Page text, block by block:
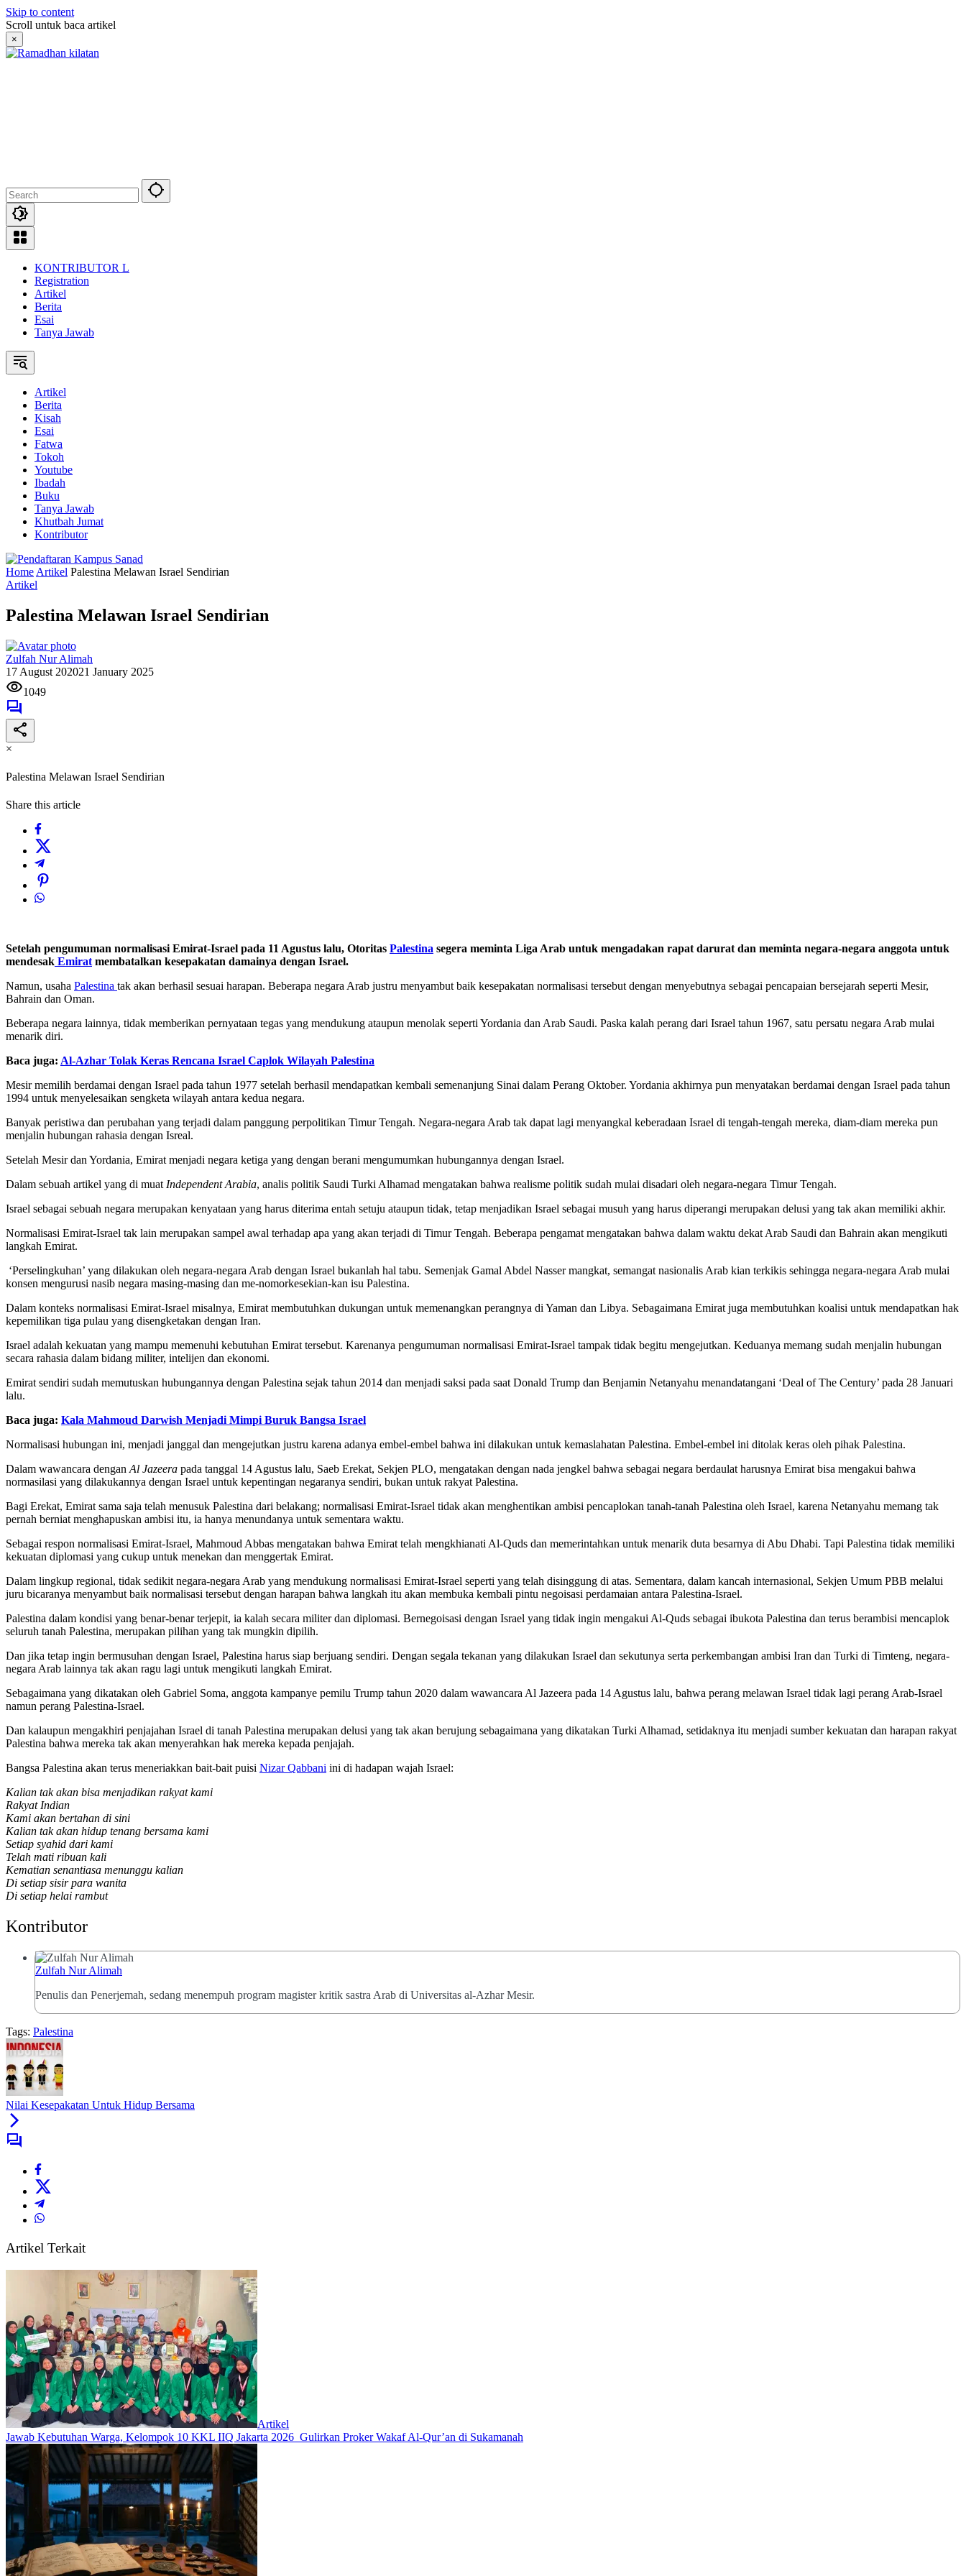
Skip to content
Scroll untuk baca artikel
×
KONTRIBUTOR L
Registration
Artikel
Berita
Esai
Tanya Jawab
Artikel
Berita
Kisah
Esai
Fatwa
Tokoh
Youtube
Ibadah
Buku
Tanya Jawab
Khutbah Jumat
Kontributor
Home Artikel Palestina Melawan Israel Sendirian
Artikel
Palestina Melawan Israel Sendirian
Zulfah Nur Alimah
17 August 202021 January 2025
1049
×
Palestina Melawan Israel Sendirian
Share this article
Setelah pengumuman normalisasi Emirat-Israel pada 11 Agustus lalu, Otoritas Palestina segera meminta Liga Arab untuk mengadakan rapat darurat dan meminta negara-negara anggota untuk
mendesak Emirat membatalkan kesepakatan damainya dengan Israel.
Namun, usaha Palestina tak akan berhasil sesuai harapan. Beberapa negara Arab justru menyambut baik kesepakatan normalisasi tersebut dengan menyebutnya sebagai pencapaian bersejarah seperti Mesir,
Bahrain dan Oman.
Beberapa negara lainnya, tidak memberikan pernyataan tegas yang mendukung ataupun menolak seperti Yordania dan Arab Saudi. Paska kalah perang dari Israel tahun 1967, satu persatu negara Arab mulai
menarik diri.
Baca juga: Al-Azhar Tolak Keras Rencana Israel Caplok Wilayah Palestina
Mesir memilih berdamai dengan Israel pada tahun 1977 setelah berhasil mendapatkan kembali semenanjung Sinai dalam Perang Oktober. Yordania akhirnya pun menyatakan berdamai dengan Israel pada tahun
1994 untuk menyelesaikan sengketa wilayah antara kedua negara.
Banyak peristiwa dan perubahan yang terjadi dalam panggung perpolitikan Timur Tengah. Negara-negara Arab tak dapat lagi menyangkal keberadaan Israel di tengah-tengah mereka, diam-diam mereka pun
menjalin hubungan rahasia dengan Isreal.
Setelah Mesir dan Yordania, Emirat menjadi negara ketiga yang dengan berani mengumumkan hubungannya dengan Israel.
Dalam sebuah artikel yang di muat Independent Arabia, analis politik Saudi Turki Alhamad mengatakan bahwa realisme politik sudah mulai disadari oleh negara-negara Timur Tengah.
Israel sebagai sebuah negara merupakan kenyataan yang harus diterima entah setuju ataupun tidak, tetap menjadikan Israel sebagai musuh yang harus diperangi merupakan delusi yang tak akan memiliki akhir.
Normalisasi Emirat-Israel tak lain merupakan sampel awal terhadap apa yang akan terjadi di Timur Tengah. Beberapa pengamat mengatakan bahwa dalam waktu dekat Arab Saudi dan Bahrain akan mengikuti
langkah Emirat.
‘Perselingkuhan’ yang dilakukan oleh negara-negara Arab dengan Israel bukanlah hal tabu. Semenjak Gamal Abdel Nasser mangkat, semangat nasionalis Arab kian terkikis sehingga negara-negara Arab mulai
konsen mengurusi nasib negara masing-masing dan me-nomorkesekian-kan isu Palestina.
Dalam konteks normalisasi Emirat-Israel misalnya, Emirat membutuhkan dukungan untuk memenangkan perangnya di Yaman dan Libya. Sebagaimana Emirat juga membutuhkan koalisi untuk mendapatkan hak
kepemilikan tiga pulau yang disengketakan dengan Iran.
Israel adalah kekuatan yang mampu memenuhi kebutuhan Emirat tersebut. Karenanya pengumuman normalisasi Emirat-Israel tampak tidak begitu mengejutkan. Keduanya memang sudah menjalin hubungan
secara rahasia dalam bidang militer, intelijen dan ekonomi.
Emirat sendiri sudah memutuskan hubungannya dengan Palestina sejak tahun 2014 dan menjadi saksi pada saat Donald Trump dan Benjamin Netanyahu menandatangani ‘Deal of The Century’ pada 28 Januari
lalu.
Baca juga: Kala Mahmoud Darwish Menjadi Mimpi Buruk Bangsa Israel
Normalisasi hubungan ini, menjadi janggal dan mengejutkan justru karena adanya embel-embel bahwa ini dilakukan untuk kemaslahatan Palestina. Embel-embel ini ditolak keras oleh pihak Palestina.
Dalam wawancara dengan Al Jazeera pada tanggal 14 Agustus lalu, Saeb Erekat, Sekjen PLO, mengatakan dengan nada jengkel bahwa sebagai negara berdaulat harusnya Emirat bisa mengakui bahwa
normasilasi yang dilakukannya dengan Israel untuk kepentingan negaranya sendiri, bukan untuk rakyat Palestina.
Bagi Erekat, Emirat sama saja telah menusuk Palestina dari belakang; normalisasi Emirat-Israel tidak akan menghentikan ambisi pencaplokan tanah-tanah Palestina oleh Israel, karena Netanyahu memang tak
pernah berniat menghapuskan ambisi itu, ia hanya menundanya untuk sementara waktu.
Sebagai respon normalisasi Emirat-Israel, Mahmoud Abbas mengatakan bahwa Emirat telah mengkhianati Al-Quds dan memerintahkan untuk menarik duta besarnya di Abu Dhabi. Tapi Palestina tidak memiliki
kekuatan diplomasi yang cukup untuk menekan dan menggertak Emirat.
Dalam lingkup regional, tidak sedikit negara-negara Arab yang mendukung normalisasi Emirat-Israel seperti yang telah disinggung di atas. Sementara, dalam kancah internasional, Sekjen Umum PBB melalui
juru bicaranya menyambut baik normalisasi tersebut dengan harapan bahwa langkah itu akan membuka kembali pintu negoisasi perdamaian antara Palestina-Israel.
Palestina dalam kondisi yang benar-benar terjepit, ia kalah secara militer dan diplomasi. Bernegoisasi dengan Israel yang tidak ingin mengakui Al-Quds sebagai ibukota Palestina dan terus berambisi mencaplok
seluruh tanah Palestina, merupakan pilihan yang tak mungkin dipilih.
Dan jika tetap ingin bermusuhan dengan Israel, Palestina harus siap berjuang sendiri. Dengan segala tekanan yang dilakukan Israel dan sekutunya serta perkembangan ambisi Iran dan Turki di Timteng, negara-
negara Arab lainnya tak akan ragu lagi untuk mengikuti langkah Emirat.
Sebagaimana yang dikatakan oleh Gabriel Soma, anggota kampanye pemilu Trump tahun 2020 dalam wawancara Al Jazeera pada 14 Agustus lalu, bahwa perang melawan Israel tidak lagi perang Arab-Israel
namun perang Palestina-Israel.
Dan kalaupun mengakhiri penjajahan Israel di tanah Palestina merupakan delusi yang tak akan berujung sebagaimana yang dikatakan Turki Alhamad, setidaknya itu menjadi sumber kekuatan dan harapan rakyat
Palestina bahwa mereka tak akan menyerahkan hak mereka kepada penjajah.
Bangsa Palestina akan terus meneriakkan bait-bait puisi Nizar Qabbani ini di hadapan wajah Israel:
Kalian tak akan bisa menjadikan rakyat kami
Rakyat Indian
Kami akan bertahan di sini
Kalian tak akan hidup tenang bersama kami
Setiap syahid dari kami
Telah mati ribuan kali
Kematian senantiasa menunggu kalian
Di setiap sisir para wanita
Di setiap helai rambut
Kontributor
Zulfah Nur Alimah
Penulis dan Penerjemah, sedang menempuh program magister kritik sastra Arab di Universitas al-Azhar Mesir.
Tags: Palestina
Nilai Kesepakatan Untuk Hidup Bersama
Artikel Terkait
Artikel
Jawab Kebutuhan Warga, Kelompok 10 KKL IIQ Jakarta 2026 Gulirkan Proker Wakaf Al-Qur’an di Sukamanah